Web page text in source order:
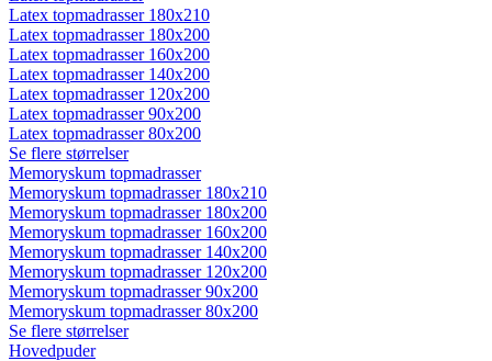
Latex topmadrasser 180x210
Latex topmadrasser 180x200
Latex topmadrasser 160x200
Latex topmadrasser 140x200
Latex topmadrasser 120x200
Latex topmadrasser 90x200
Latex topmadrasser 80x200
Se flere størrelser
Memoryskum topmadrasser
Memoryskum topmadrasser 180x210
Memoryskum topmadrasser 180x200
Memoryskum topmadrasser 160x200
Memoryskum topmadrasser 140x200
Memoryskum topmadrasser 120x200
Memoryskum topmadrasser 90x200
Memoryskum topmadrasser 80x200
Se flere størrelser
Hovedpuder